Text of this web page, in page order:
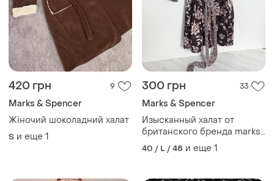
420 грн 9
Marks & Spencer
Жіночий шоколадний халат
S и еще 1
300 грн 33
Marks & Spencer
Изысканный халат от
британского бренда marks
&amp; spencer размер 12-
40 / L / 48 и еще 1